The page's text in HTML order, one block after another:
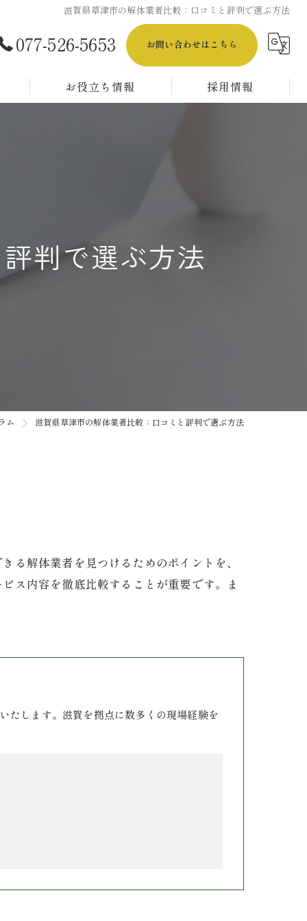
滋賀県草津市の解体業者比較：口コミと評判で選ぶ方法
077-526-5653 お問い合わせはこちら
お役立ち情報 採用情報
判で選ぶ方法
ム 滋賀県草津市の解体業者比較：口コミと評判で選ぶ方法
る解体業者を見つけるためのポイントを、
ス内容を徹底比較することが重要です。ま
たします。滋賀を拠点に数多くの現場経験を